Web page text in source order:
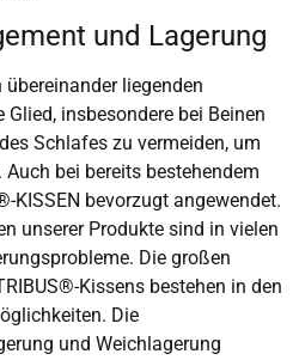
und Lagerung
liegenden
insbesondere bei Beinen
Schlafes zu vermeiden, um
bei bereits bestehendem
KISSEN bevorzugt angewendet.
unserer Produkte sind in vielen
Die großen
Kissens bestehen in den
Die
und Weichlagerung